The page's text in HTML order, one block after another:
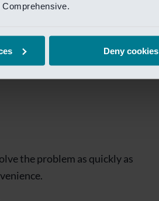
Deny cookies
is
the problem as quickly as